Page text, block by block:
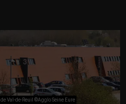
Val-de-Reuil ©Agglo Seine Eure